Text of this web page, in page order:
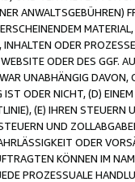
ODER
ODER DES GGF.
UNABHÄNGIG
ODER NICHT, (D)
(E) IHREN
UND
ODER
KÖNNEN IM
PROZESSUALE